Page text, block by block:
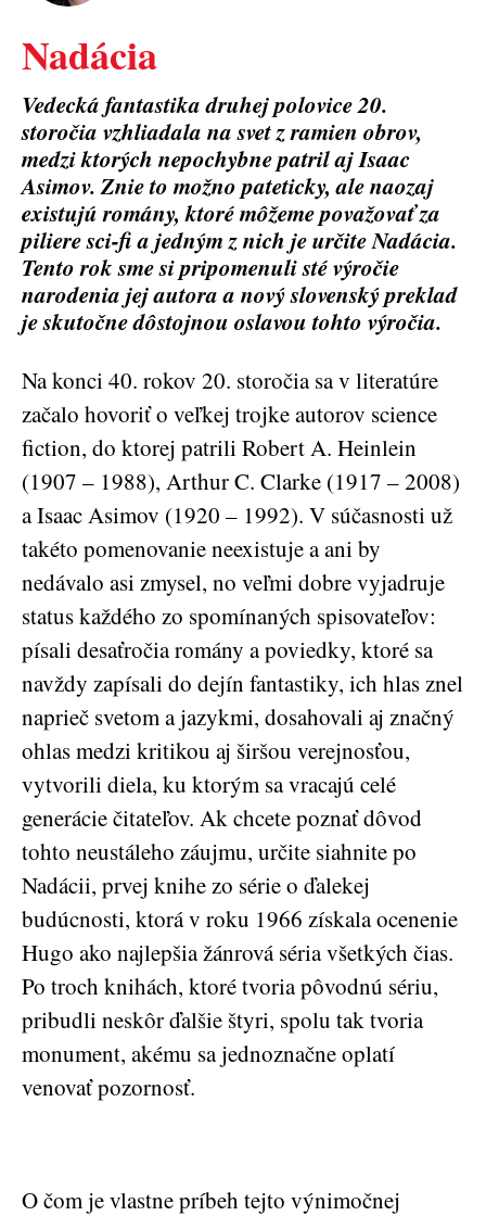
Nadácia
Vedecká fantastika druhej polovice 20.
storočia vzhliadala na svet z ramien obrov,
medzi ktorých nepochybne patril aj Isaac
Asimov. Znie to možno pateticky, ale naozaj
existujú romány, ktoré môžeme považovať za
piliere sci-fi a jedným z nich je určite Nadácia.
Tento rok sme si pripomenuli sté výročie
narodenia jej autora a nový slovenský preklad
je skutočne dôstojnou oslavou tohto výročia.
Na konci 40. rokov 20. storočia sa v literatúre
začalo hovoriť o veľkej trojke autorov science
fiction, do ktorej patrili Robert A. Heinlein
(1907 – 1988), Arthur C. Clarke (1917 – 2008)
a Isaac Asimov (1920 – 1992). V súčasnosti už
takéto pomenovanie neexistuje a ani by
nedávalo asi zmysel, no veľmi dobre vyjadruje
status každého zo spomínaných spisovateľov:
písali desaťročia romány a poviedky, ktoré sa
navždy zapísali do dejín fantastiky, ich hlas znel
naprieč svetom a jazykmi, dosahovali aj značný
ohlas medzi kritikou aj širšou verejnosťou,
vytvorili diela, ku ktorým sa vracajú celé
generácie čitateľov. Ak chcete poznať dôvod
tohto neustáleho záujmu, určite siahnite po
Nadácii, prvej knihe zo série o ďalekej
budúcnosti, ktorá v roku 1966 získala ocenenie
Hugo ako najlepšia žánrová séria všetkých čias.
Po troch knihách, ktoré tvoria pôvodnú sériu,
pribudli neskôr ďalšie štyri, spolu tak tvoria
monument, akému sa jednoznačne oplatí
venovať pozornosť.
O čom je vlastne príbeh tejto výnimočnej